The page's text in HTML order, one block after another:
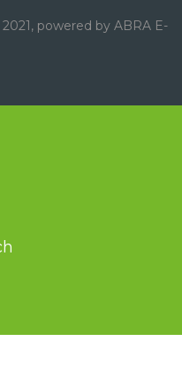
powered by ABRA E-